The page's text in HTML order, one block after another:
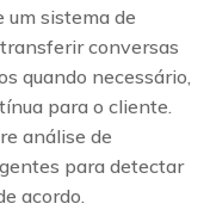
sistema de
conversas
quando necessário,
para o cliente.
análise de
para detectar
acordo.